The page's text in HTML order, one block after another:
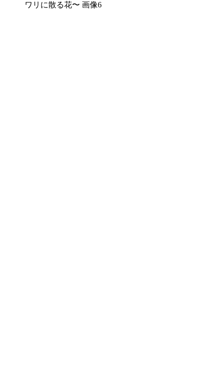
ワリに散る花〜 画像6